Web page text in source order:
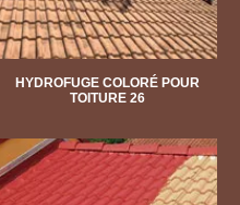
HYDROFUGE COLORÉ POUR
TOITURE 26